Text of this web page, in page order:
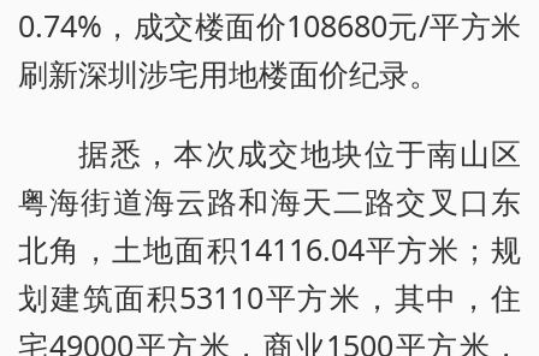
0.74%，成交楼面价108680元/平方米
刷新深圳涉宅用地楼面价纪录。
据悉，本次成交地块位于南山区
粤海街道海云路和海天二路交叉口东
北角，土地面积14116.04平方米；规
划建筑面积53110平方米，其中，住
宅49000平方米，商业1500平方米，